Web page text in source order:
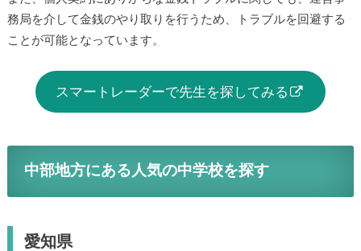
務局を介して金銭のやり取りを行うため、トラブルを回避する
ことが可能となっています。
スマートレーダーで先生を探してみる
中部地方にある人気の中学校を探す
愛知県